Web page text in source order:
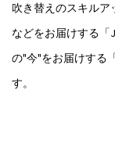
吹き替えのスキル
などをお届けする「
の"今"をお届けする
す。